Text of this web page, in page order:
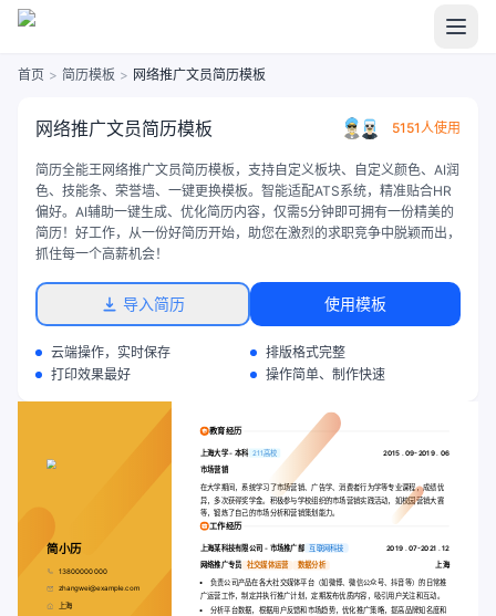
首页 > 简历模板 > 网络推广文员简历模板
网络推广文员简历模板 5151人使用
简历全能王网络推广文员简历模板，支持自定义板块、自定义颜色、AI润
色、技能条、荣誉墙、一键更换模板。智能适配ATS系统，精准贴合HR
偏好。AI辅助一键生成、优化简历内容，仅需5分钟即可拥有一份精美的
简历！好工作，从一份好简历开始，助您在激烈的求职竞争中脱颖而出，
抓住每一个高薪机会！
导入简历 使用模板
云端操作，实时保存
排版格式完整
打印效果最好
操作简单、制作快速
简小历
13800000000
zhangwei@example.com
上海
教育经历
上海大学-本科 211高校
2015 . 09-2019 . 06
市场营销
在大学期间，系统学习了市场营销、广告学、消费者行为学等专业课程，成绩优
异，多次获得奖学金。积极参与学校组织的市场营销实践活动，如校园营销大赛
等，锻炼了自己的市场分析和营销策划能力。
工作经历
上海某科技有限公司 - 市场推广部 互联网科技 2019 . 07-2021 . 12
网络推广专员 社交媒体运营 数据分析 上海
负责公司产品在各大社交媒体平台（如微博、微信公众号、抖音等）的日常推
广运营工作，制定并执行推广计划，定期发布优质内容，吸引用户关注和互动。
分析平台数据，根据用户反馈和市场趋势，优化推广策略，提高品牌知名度和